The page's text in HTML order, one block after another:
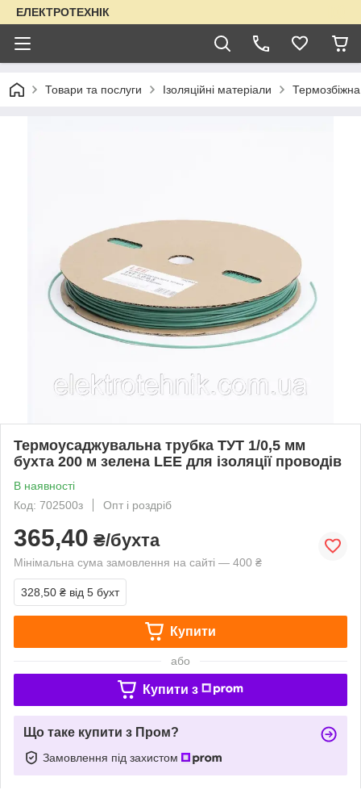
ЕЛЕКТРОТЕХНІК
Товари та послуги Ізоляційні матеріали
Термоусаджувальна трубка ТУТ 1/0,5 мм
бухта 200 м зелена LEE для ізоляції проводів
В наявності
Код: 702500з
Опт і роздріб
365,40 ₴/бухта
Мінімальна сума замовлення на сайті — 400 ₴
328,50 ₴ від 5 бухт
Купити
або
Купити з
Що таке купити з Пром?
Замовлення під захистом